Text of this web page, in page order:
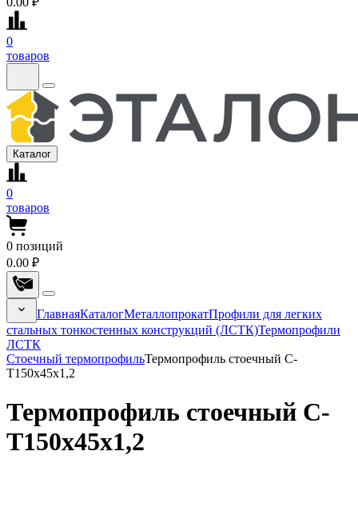
0
товаров
Каталог
0
товаров
0 позиций
0.00 ₽
ГлавнаяКаталогМеталлопрокатПрофили для легких
стальных тонкостенных конструкций (ЛСТК)Термопрофили
ЛСТК
Стоечный термопрофильТермопрофиль стоечный С-
T150x45x1,2
Термопрофиль стоечный С-
T150x45x1,2